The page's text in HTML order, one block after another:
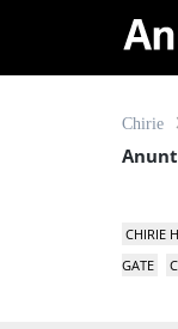
Chirie
CHIRIE
GATE